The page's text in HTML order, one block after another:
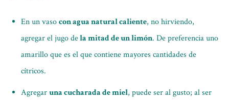
En un vasocon agua natural caliente, no hirviendo,
agregar el jugo dela mitad de un limón. De preferencia uno
amarillo que es el que contiene mayores cantidades de
cítricos.
Agregaruna cucharada de miel, puede ser al gusto; al ser